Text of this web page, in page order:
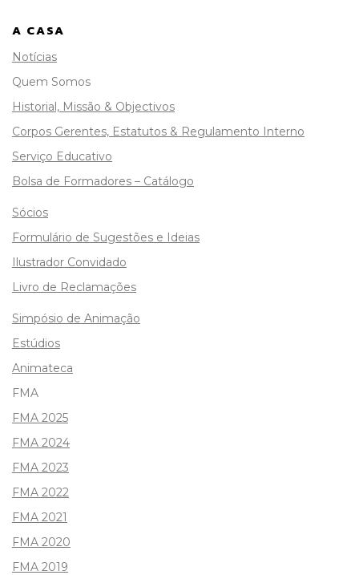
A CASA
Notícias
Quem Somos
Historial, Missão & Objectivos
Corpos Gerentes, Estatutos & Regulamento Interno
Serviço Educativo
Bolsa de Formadores – Catálogo
Sócios
Formulário de Sugestões e Ideias
Ilustrador Convidado
Livro de Reclamações
Simpósio de Animação
Estúdios
Animateca
FMA
FMA 2025
FMA 2024
FMA 2023
FMA 2022
FMA 2021
FMA 2020
FMA 2019